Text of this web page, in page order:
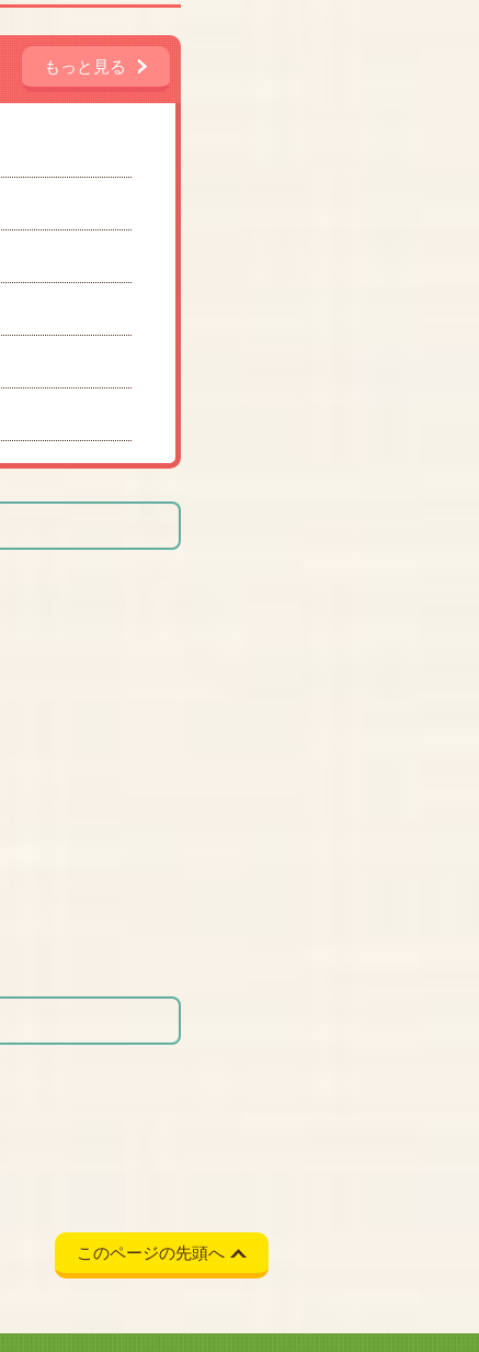
もっと見る
このページの先頭へ